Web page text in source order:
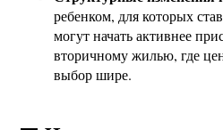
ребенком, для которых
могут начать активнее
вторичному жилью, где
выбор шире.